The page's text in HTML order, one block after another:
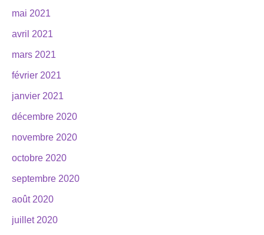
mai 2021
avril 2021
mars 2021
février 2021
janvier 2021
décembre 2020
novembre 2020
octobre 2020
septembre 2020
août 2020
juillet 2020